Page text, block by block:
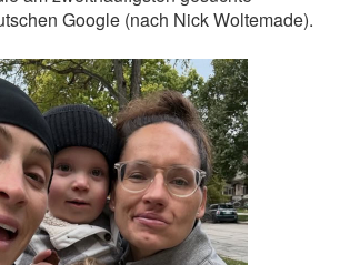
Google (nach Nick Woltemade).